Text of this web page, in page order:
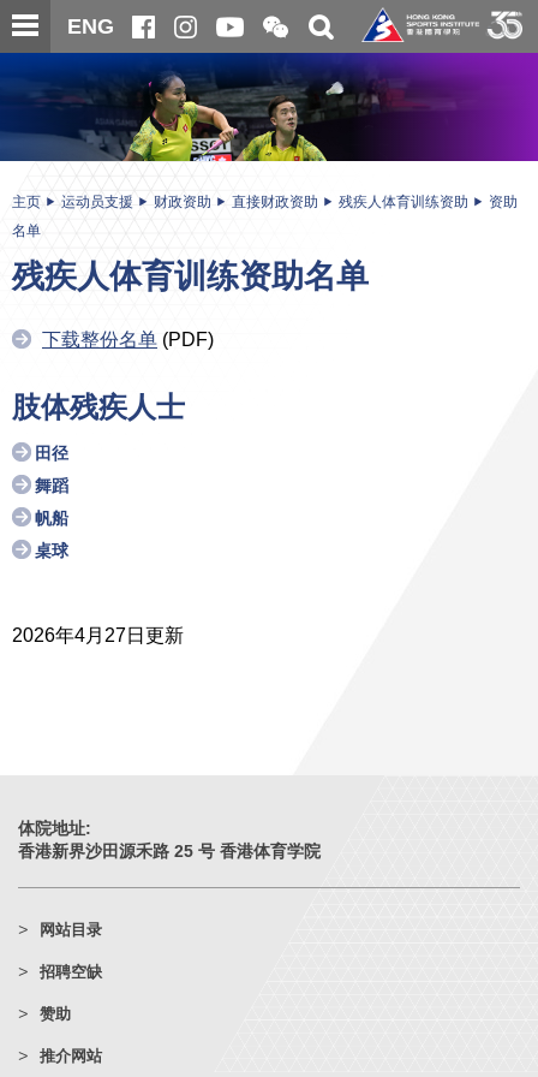
跳
至
内
ENG
开
合
微
信
二
维
码
关
搜
寻
内
主页 运动员支援 财政资助 直接财政资助 残疾人体育训练资助
资助
名单
残疾人体育训练资助名单
下载整份名单 (PDF)
肢体残疾人士
田径
舞蹈
帆船
桌球
2026年4月27日更新
体院地址:
香港新界沙田源禾路 25 号 香港体育学院
网站目录
招聘空缺
赞助
推介网站